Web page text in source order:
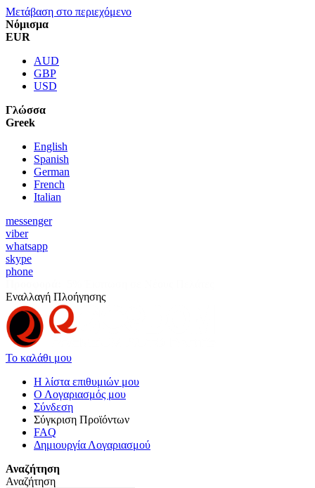
Μετάβαση στο περιεχόμενο
Νόμισμα
EUR
AUD
GBP
USD
Γλώσσα
Greek
English
Spanish
German
French
Italian
messenger
viber
whatsapp
skype
phone
Εναλλαγή Πλοήγησης
Το καλάθι μου
Η λίστα επιθυμιών μου
Ο Λογαριασμός μου
Σύνδεση
Σύγκριση Προϊόντων
FAQ
Δημιουργία Λογαριασμού
Αναζήτηση
Αναζήτηση